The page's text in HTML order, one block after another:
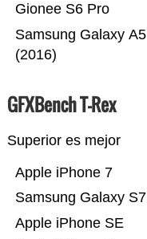
Samsung Galaxy A5
(2016)
Gionee S6 Pro
GFXBench T-Rex
Superior es mejor
Apple iPhone SE
Samsung Galaxy S7
Apple iPhone 7